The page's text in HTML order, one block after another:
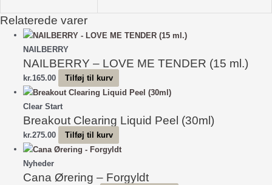
Relaterede varer
NAILBERRY
NAILBERRY – LOVE ME TENDER (15 ml.)
kr.165.00 Tilføj til kurv
Clear Start
Breakout Clearing Liquid Peel (30ml)
kr.275.00 Tilføj til kurv
Nyheder
Cana Ørering – Forgyldt